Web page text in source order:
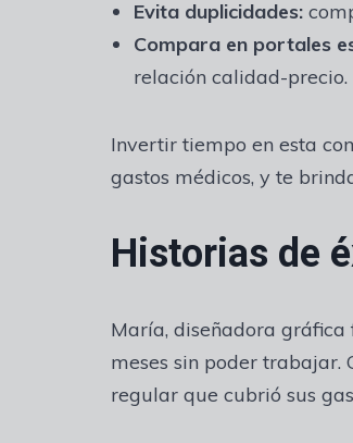
Evita duplicidades:
Compara en portales
relación calidad-precio.
Invertir tiempo en esta
gastos médicos, y te
Historias de
María, diseñadora
meses sin poder trabajar.
regular que cubrió sus